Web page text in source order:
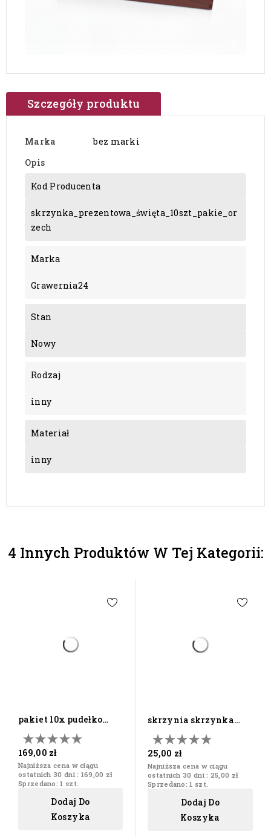
Szczegóły produktu
Marka
bez marki
Opis
Kod Producenta
skrzynka_prezentowa_święta_10szt_pakie_or
zech
Marka
Grawernia24
Stan
Nowy
Rodzaj
inny
Materiał
inny
4 Innych Produktów W Tej Kategorii:
pakiet 10x pudełko
drewniane na cd/dvd...
169,00 zł
Najniższa cena w ciągu
ostatnich 30 dni : 169,00 zł
Sprzedano: 1 szt.
Dodaj Do
Koszyka
skrzynia skrzynka
pudełko pojemnik...
25,00 zł
Najniższa cena w ciągu
ostatnich 30 dni : 25,00 zł
Sprzedano: 1 szt.
Dodaj Do
Koszyka